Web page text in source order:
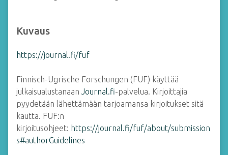
Kuvaus
https://journal.fi/fuf
Finnisch-Ugrische Forschungen (FUF) käyttää
julkaisualustanaan Journal.fi-palvelua. Kirjoittajia
pyydetään lähettämään tarjoamansa kirjoitukset sitä
kautta. FUF:n
kirjoitusohjeet: https://journal.fi/fuf/about/submission
s#authorGuidelines